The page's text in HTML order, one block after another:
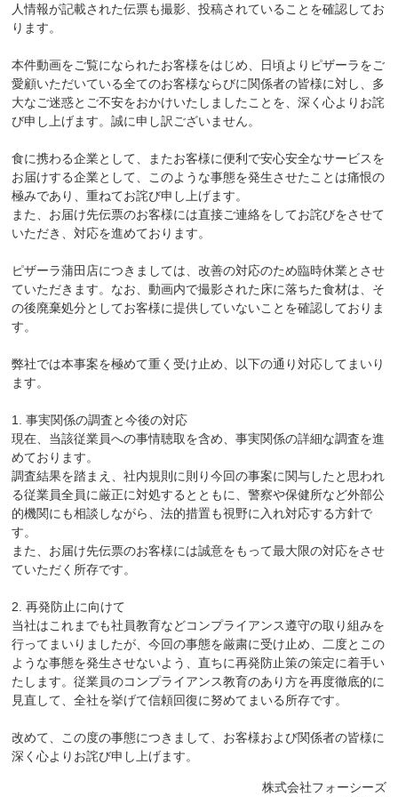
人情報が記載された伝票も撮影、投稿されていることを確認してお
ります。
本件動画をご覧になられたお客様をはじめ、日頃よりピザーラをご
愛顧いただいている全てのお客様ならびに関係者の皆様に対し、多
大なご迷惑とご不安をおかけいたしましたことを、深く心よりお詫
び申し上げます。誠に申し訳ございません。
食に携わる企業として、またお客様に便利で安心安全なサービスを
お届けする企業として、このような事態を発生させたことは痛恨の
極みであり、重ねてお詫び申し上げます。
また、お届け先伝票のお客様には直接ご連絡をしてお詫びをさせて
いただき、対応を進めております。
ピザーラ蒲田店につきましては、改善の対応のため臨時休業とさせ
ていただきます。なお、動画内で撮影された床に落ちた食材は、そ
の後廃棄処分としてお客様に提供していないことを確認しておりま
す。
弊社では本事案を極めて重く受け止め、以下の通り対応してまいり
ます。
1. 事実関係の調査と今後の対応
現在、当該従業員への事情聴取を含め、事実関係の詳細な調査を進
めております。
調査結果を踏まえ、社内規則に則り今回の事案に関与したと思われ
る従業員全員に厳正に対処するとともに、警察や保健所など外部公
的機関にも相談しながら、法的措置も視野に入れ対応する方針で
す。
また、お届け先伝票のお客様には誠意をもって最大限の対応をさせ
ていただく所存です。
2. 再発防止に向けて
当社はこれまでも社員教育などコンプライアンス遵守の取り組みを
行ってまいりましたが、今回の事態を厳粛に受け止め、二度とこの
ような事態を発生させないよう、直ちに再発防止策の策定に着手い
たします。従業員のコンプライアンス教育のあり方を再度徹底的に
見直して、全社を挙げて信頼回復に努めてまいる所存です。
改めて、この度の事態につきまして、お客様および関係者の皆様に
深く心よりお詫び申し上げます。
株式会社フォーシーズ